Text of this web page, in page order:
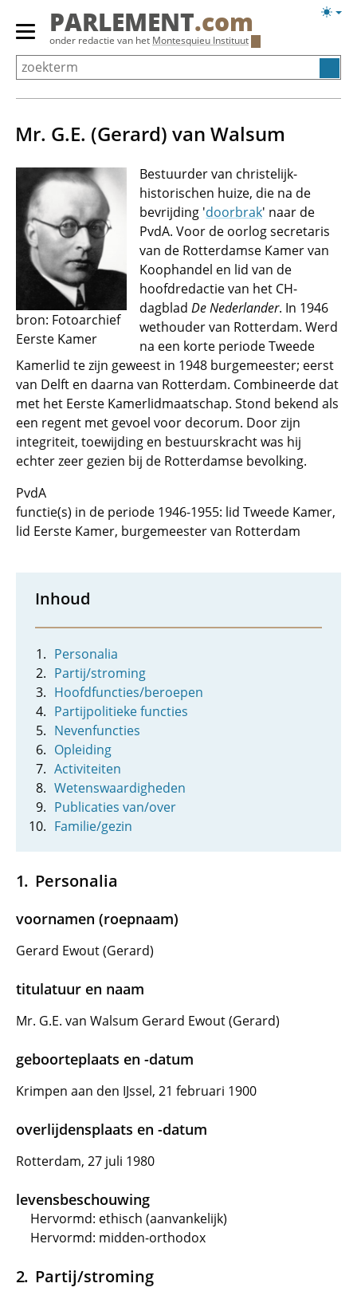
Overslaan
Primair
menu
tonen/verbergen
PARLEMENT.com
onder redactie van het Montesquieu Instituut
Mr. G.E. (Gerard) van Walsum
bron: Fotoarchief
Eerste Kamer
Bestuurder van christelijk-
historischen huize, die na de
bevrijding 'doorbrak' naar de
PvdA. Voor de oorlog secretaris
van de Rotterdamse Kamer van
Koophandel en lid van de
hoofdredactie van het CH-
dagblad De Nederlander. In 1946
wethouder van Rotterdam. Werd
na een korte periode Tweede
Kamerlid te zijn geweest in 1948 burgemeester; eerst
van Delft en daarna van Rotterdam. Combineerde dat
met het Eerste Kamerlidmaatschap. Stond bekend als
een regent met gevoel voor decorum. Door zijn
integriteit, toewijding en bestuurskracht was hij
echter zeer gezien bij de Rotterdamse bevolking.
PvdA
functie(s) in de periode 1946-1955: lid Tweede Kamer,
lid Eerste Kamer, burgemeester van Rotterdam
Inhoud
Personalia
Partij/stroming
Hoofdfuncties/beroepen
Partijpolitieke functies
Nevenfuncties
Opleiding
Activiteiten
Wetenswaardigheden
Publicaties van/over
Familie/gezin
Personalia
voornamen (roepnaam)
Gerard Ewout (Gerard)
titulatuur en naam
Mr. G.E. van Walsum Gerard Ewout (Gerard)
geboorteplaats en -datum
Krimpen aan den IJssel, 21 februari 1900
overlijdensplaats en -datum
Rotterdam, 27 juli 1980
levensbeschouwing
Hervormd: ethisch (aanvankelijk)
Hervormd: midden-orthodox
Partij/stroming